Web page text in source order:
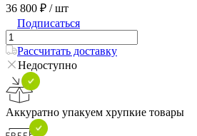
36 800 ₽ / шт
Подписаться
Рассчитать доставку
Недоступно
Аккуратно упакуем хрупкие товары